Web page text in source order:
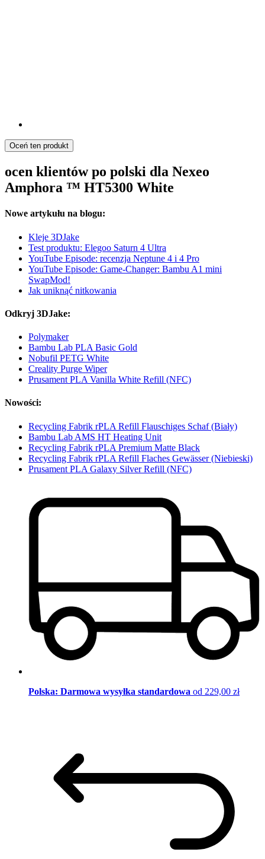
Oceń ten produkt
ocen klientów po polski dla Nexeo
Amphora ™ HT5300 White
Nowe artykułu na blogu:
Kleje 3DJake
Test produktu: Elegoo Saturn 4 Ultra
YouTube Episode: recenzja Neptune 4 i 4 Pro
YouTube Episode: Game-Changer: Bambu A1 mini
SwapMod!
Jak uniknąć nitkowania
Odkryj 3DJake:
Polymaker
Bambu Lab PLA Basic Gold
Nobufil PETG White
Creality Purge Wiper
Prusament PLA Vanilla White Refill (NFC)
Nowości:
Recycling Fabrik rPLA Refill Flauschiges Schaf (Biały)
Bambu Lab AMS HT Heating Unit
Recycling Fabrik rPLA Premium Matte Black
Recycling Fabrik rPLA Refill Flaches Gewässer (Niebieski)
Prusament PLA Galaxy Silver Refill (NFC)
Polska: Darmowa wysyłka standardowa od 229,00 zł